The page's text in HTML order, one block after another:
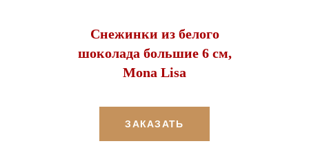
Снежинки из белого
шоколада большие 6 см,
Mona Lisa
ЗАКАЗАТЬ